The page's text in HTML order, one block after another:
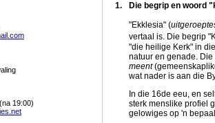
19:00)
1.
Die begrip en woord
"Ekklesia" (
vertaal is. Die begrip
"die heilige Kerk" in
natuur en genade. Die
meent
wat nader is aan die
In die 16de eeu, en
sterk menslike profiel
gelowiges op 'n